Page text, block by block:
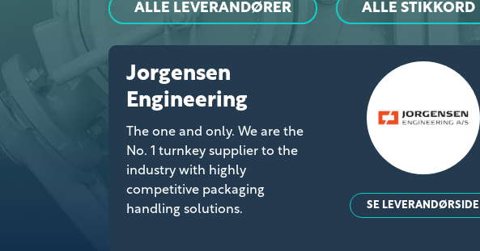
ALLE LEVERANDØRER ALLE STIKKORD
Jorgensen
Engineering
The one and only. We are the
No. 1 turnkey supplier to the
industry with highly
competitive packaging
handling solutions.
SE LEVERANDØRSIDE